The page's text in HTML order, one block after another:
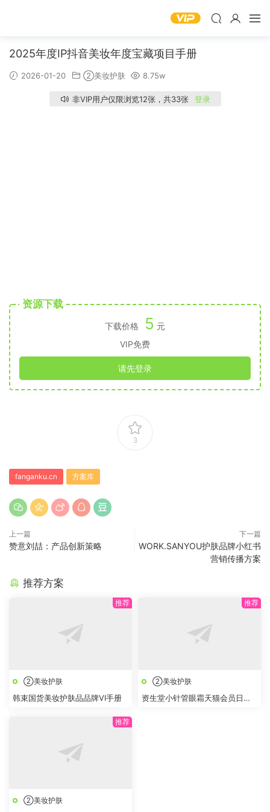
2025年度IP抖音美妆年度宝藏项目手册
2026-01-20 ②美妆护肤 8.75w
非VIP用户仅限浏览12张，共33张 登录
资源下载
下载价格 5 元
VIP免费
请先登录
3
fanganku.cn 方案库
上一篇
赞意刘喆：产品创新策略
下一篇
WORK.SANYOU护肤品牌小红书
营销传播方案
推荐方案
②美妆护肤
韩束国货美妆护肤品品牌VI手册
②美妆护肤
资生堂小针管眼霜天猫会员日
②美妆护肤